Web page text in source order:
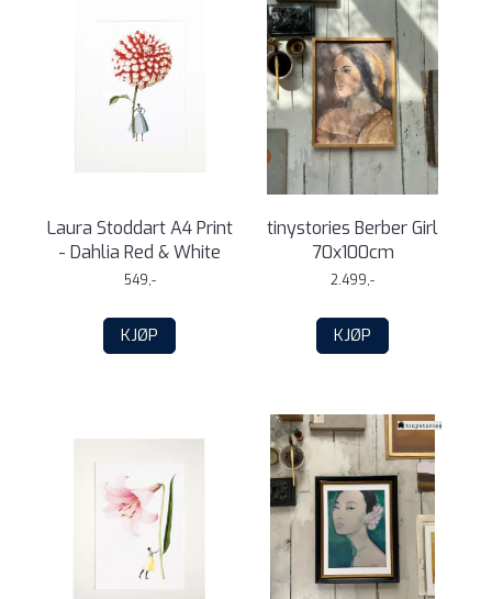
Laura Stoddart A4 Print
- Dahlia Red & White
549,-
KJØP
tinystories Berber Girl
70x100cm
2.499,-
KJØP